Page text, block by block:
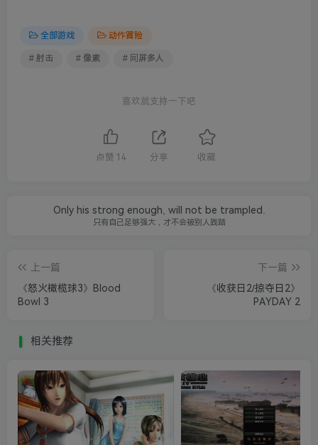
全部游戏 动作冒险
# 射击 # 像素 # 同屏多人
喜欢就支持一下吧
点赞 14 分享 收藏
Only his strong enough, will not be trampled.
只有自己足够强大，才不会被别人践踏
上一篇
《怒火橄榄球3》Blood
Bowl 3
下一篇
《收获日2/掠夺日2》
PAYDAY 2
相关推荐